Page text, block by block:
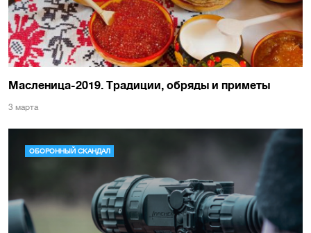
Масленица-2019. Традиции, обряды и приметы
3 марта
ОБОРОННЫЙ СКАНДАЛ